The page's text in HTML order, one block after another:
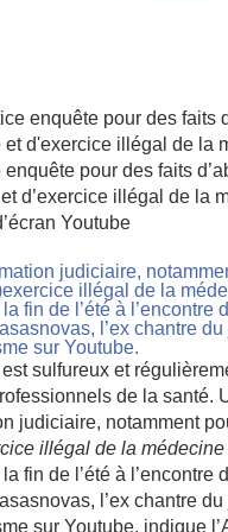
enquête pour des faits
d’exercice illégal de la
Youtube
judiciaire,
illégal de la
fin de l’été à l’encontre
l’ex chantre
sur Youtube.
est sulfureux et
de la santé.
judiciaire, notamment
illégal de la médecine
fin de l’été à l’encontre
l’ex chantre
sur Youtube, indique